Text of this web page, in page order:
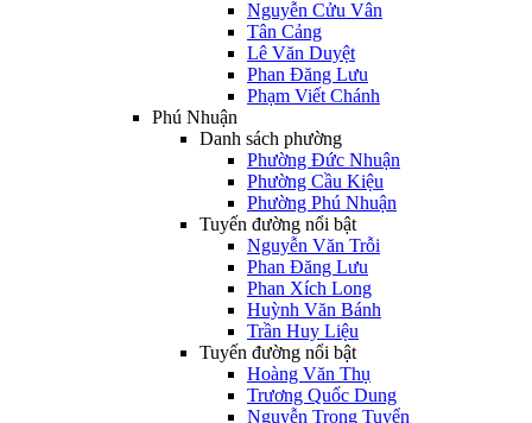
Nguyễn Cửu Vân
Tân Cảng
Lê Văn Duyệt
Phan Đăng Lưu
Phạm Viết Chánh
Phú Nhuận
Danh sách phường
Phường Đức Nhuận
Phường Cầu Kiệu
Phường Phú Nhuận
Tuyến đường nổi bật
Nguyễn Văn Trỗi
Phan Đăng Lưu
Phan Xích Long
Huỳnh Văn Bánh
Trần Huy Liệu
Tuyến đường nổi bật
Hoàng Văn Thụ
Trương Quốc Dung
Nguyễn Trọng Tuyển